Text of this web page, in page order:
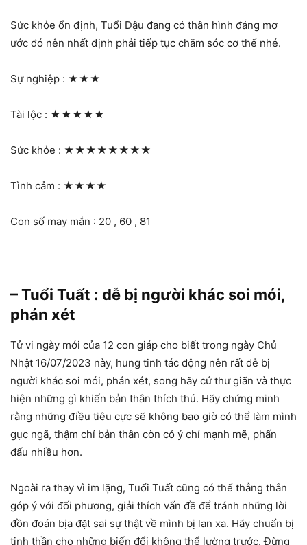
Sức khỏe ổn định, Tuổi Dậu đang có thân hình đáng mơ
ước đó nên nhất định phải tiếp tục chăm sóc cơ thể nhé.
Sự nghiệp : ★★★
Tài lộc : ★★★★★
Sức khỏe : ★★★★★★★★
Tình cảm : ★★★★
Con số may mắn : 20 , 60 , 81
– Tuổi Tuất : dễ bị người khác soi mói,
phán xét
Tử vi ngày mới của 12 con giáp cho biết trong ngày Chủ
Nhật 16/07/2023 này, hung tinh tác động nên rất dễ bị
người khác soi mói, phán xét, song hãy cứ thư giãn và thực
hiện những gì khiến bản thân thích thú. Hãy chứng minh
rằng những điều tiêu cực sẽ không bao giờ có thể làm mình
gục ngã, thậm chí bản thân còn có ý chí mạnh mẽ, phấn
đấu nhiều hơn.
Ngoài ra thay vì im lặng, Tuổi Tuất cũng có thể thẳng thắn
góp ý với đối phương, giải thích vấn đề để tránh những lời
đồn đoán bịa đặt sai sự thật về mình bị lan xa. Hãy chuẩn bị
tinh thần cho những biến đổi không thể lường trước. Đừng